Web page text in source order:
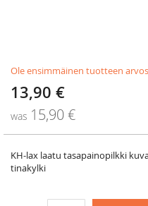
Ole ensimmäinen tuotteen
Special
Price
13,90 €
was 15,90 €
KH-lax laatu tasapainopilkki
tinakylki
to
the
beginning
the
images
gallery